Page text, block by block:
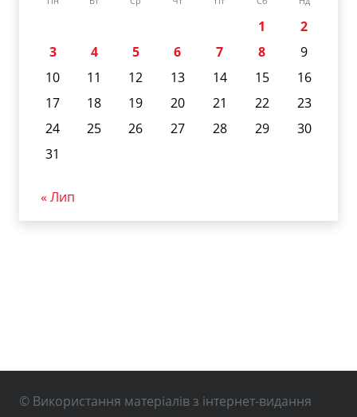
1
2
3
4 5 6 7 8
9
10
11 12 13 14 15
16
17
18 19 20 21 22
23
24
25 26 27 28 29
30
31
« Лип
© Використання матеріалів з інтернет-видання